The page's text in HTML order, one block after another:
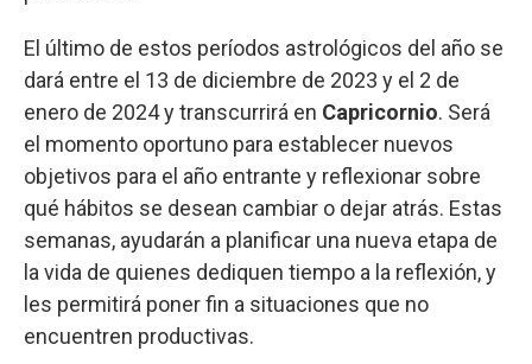
El último de estos períodos astrológicos del año se
dará entre el 13 de diciembre de 2023 y el 2 de
enero de 2024 y transcurrirá en Capricornio. Será
el momento oportuno para establecer nuevos
objetivos para el año entrante y reflexionar sobre
qué hábitos se desean cambiar o dejar atrás. Estas
semanas, ayudarán a planificar una nueva etapa de
la vida de quienes dediquen tiempo a la reflexión, y
les permitirá poner fin a situaciones que no
encuentren productivas.